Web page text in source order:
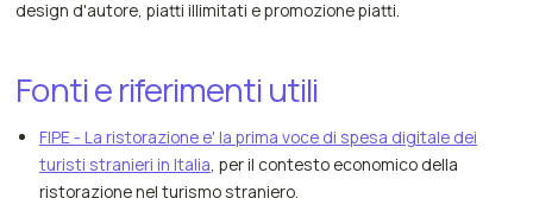
design d'autore, piatti illimitati e promozione piatti.
Fonti e riferimenti utili
FIPE - La ristorazione e' la prima voce di spesa digitale dei
turisti stranieri in Italia , per il contesto economico della
ristorazione nel turismo straniero.